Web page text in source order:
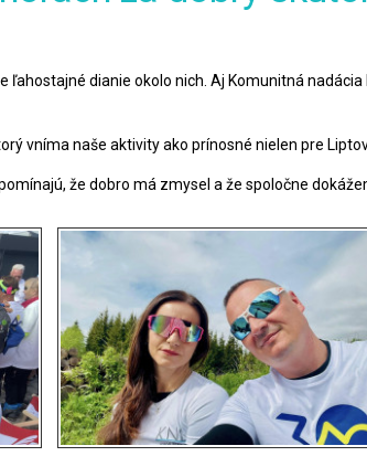
dianie okolo nich. Aj Komunitná
vníma naše aktivity ako prínosné nielen pre
že dobro má zmysel a že spoločne